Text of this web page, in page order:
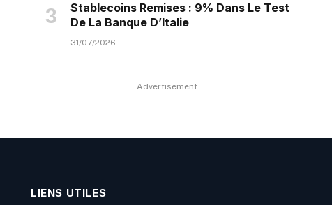
Stablecoins Remises : 9% Dans Le Test
De La Banque D’Italie
31/07/2026
Advertisement
LIENS UTILES